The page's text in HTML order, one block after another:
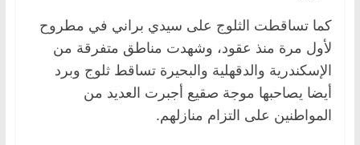
كما تساقطت الثلوج على سيدي براني في مطروح
لأول مرة منذ عقود، وشهدت مناطق متفرقة من
الإسكندرية والدقهلية والبحيرة تساقط ثلوج وبرد
أيضا يصاحبها موجة صقيع أجبرت العديد من
المواطنين على التزام منازلهم.